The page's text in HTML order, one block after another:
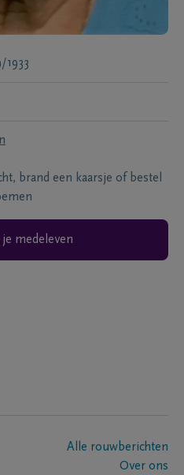
1933
brand een kaarsje of bestel
je medeleven
Alle rouwberichten
Over ons